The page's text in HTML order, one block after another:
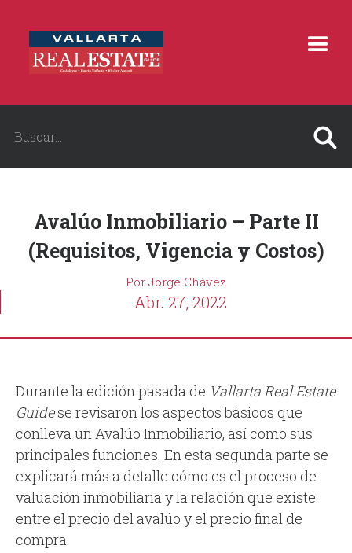
Avalúo Inmobiliario – Parte II
(Requisitos, Vigencia y Costos)
Por Jorge Chávez
Abr. 27, 2022
Durante la edición pasada de Vallarta Real Estate
Guidese revisaron los aspectos básicos que
conlleva un Avalúo Inmobiliario, así como sus
principales funciones. En esta segunda parte se
explicará más a detalle cómo es el proceso de
valuación inmobiliaria y la relación que existe
entre el precio del avalúo y el precio final de
compra.